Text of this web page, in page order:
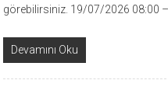
görebilirsiniz. 19/07/2026 08:00
Devamını Oku